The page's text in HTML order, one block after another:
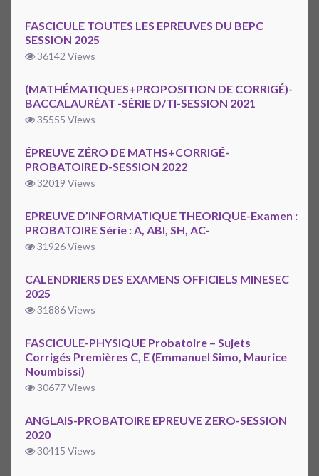
FASCICULE TOUTES LES EPREUVES DU BEPC
SESSION 2025
36142 Views
(MATHÉMATIQUES+PROPOSITION DE CORRIGÉ)-
BACCALAURÉAT -SÉRIE D/TI-SESSION 2021
35555 Views
ÉPREUVE ZÉRO DE MATHS+CORRIGÉ-
PROBATOIRE D-SESSION 2022
32019 Views
EPREUVE D’INFORMATIQUE THEORIQUE-Examen :
PROBATOIRE Série : A, ABI, SH, AC-
31926 Views
CALENDRIERS DES EXAMENS OFFICIELS MINESEC
2025
31886 Views
FASCICULE-PHYSIQUE Probatoire – Sujets
Corrigés Premières C, E (Emmanuel Simo, Maurice
Noumbissi)
30677 Views
ANGLAIS-PROBATOIRE EPREUVE ZERO-SESSION
2020
30415 Views